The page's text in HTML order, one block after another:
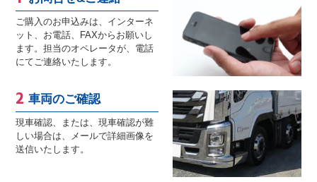
ご購入のお申込みは、インターネ
ット、お電話、FAXからお願いし
ます。担当のオペレータが、電話
にてご連絡いたします。
車両のご確認
現車確認、または、現車確認が難
しい場合は、メールで詳細画像を
送信いたします。